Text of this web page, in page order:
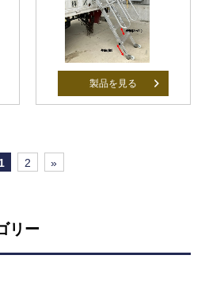
製品を見る
1 2 »
リー